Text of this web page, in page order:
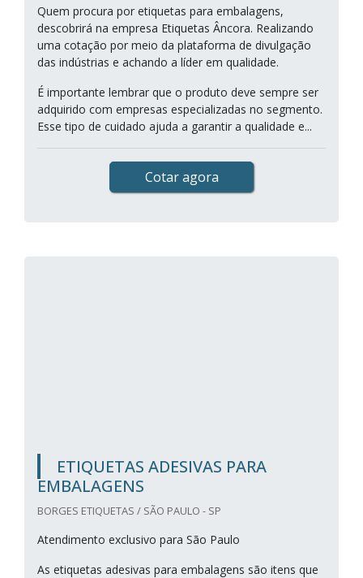
Quem procura por etiquetas para embalagens,
descobrirá na empresa Etiquetas Âncora. Realizando
uma cotação por meio da plataforma de divulgação
das indústrias e achando a líder em qualidade.
É importante lembrar que o produto deve sempre ser
adquirido com empresas especializadas no segmento.
Esse tipo de cuidado ajuda a garantir a qualidade e...
Cotar agora
ETIQUETAS ADESIVAS PARA
EMBALAGENS
BORGES ETIQUETAS / SÃO PAULO - SP
Atendimento exclusivo para São Paulo
As etiquetas adesivas para embalagens são itens que